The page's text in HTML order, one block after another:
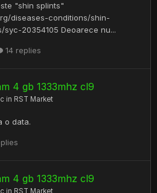
"shin splints"
diseases-conditions/shin-
20354105 Deoarece nu...
14 replies
4 gb 1333mhz cl9
in RST Market
o data.
4 gb 1333mhz cl9